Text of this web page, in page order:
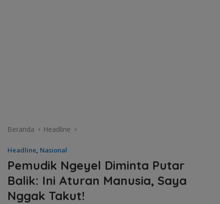
Beranda Headline
Headline, Nasional
Pemudik Ngeyel Diminta Putar
Balik: Ini Aturan Manusia, Saya
Nggak Takut!